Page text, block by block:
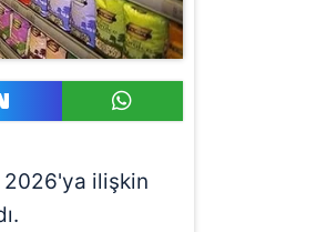
2026'ya ilişkin